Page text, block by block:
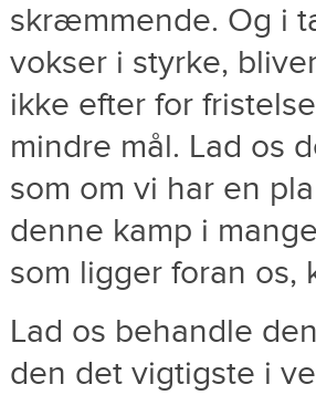
skræmmende. Og i
vokser i styrke,
ikke efter for
mindre mål. Lad os
som om vi har en
denne kamp i
som ligger foran
Lad os behandle
den det vigtigste i